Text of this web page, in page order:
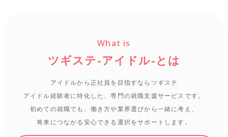
What is
ツギステ-アイドル-とは
アイドルから正社員を目指すならツギステ
アイドル経験者に特化した、専門の就職支援サービスです。
初めての就職でも、働き方や業界選びから一緒に考え、
将来につながる安心できる選択をサポートします。